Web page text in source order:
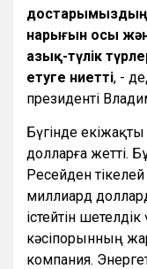
достарымыздың
нарығын осы
азық-түлік
етуге ниетті, -
президенті
Бүгінде
долларға жетті.
Ресейден
миллиард
істейтін
кәсіпорынның
компания.